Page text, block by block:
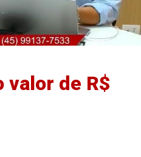
valor de R$